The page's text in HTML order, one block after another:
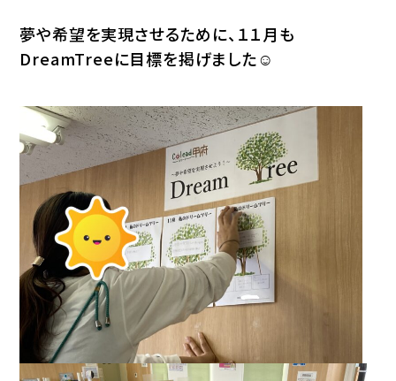
夢や希望を実現させるために、１１月も
DreamTreeに目標を掲げました☺